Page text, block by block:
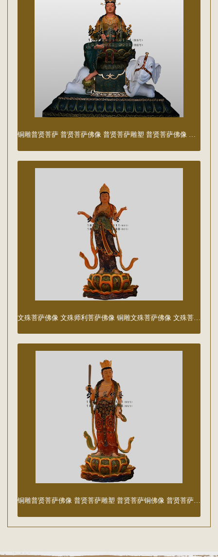
铜雕普贤菩萨 普贤菩萨佛像 普贤菩萨雕塑 普贤菩萨佛像 普贤菩萨铜像
铜雕普贤菩萨佛像 普贤菩萨雕塑 普贤菩萨铜佛像 普贤菩萨塑像 普贤菩萨佛像